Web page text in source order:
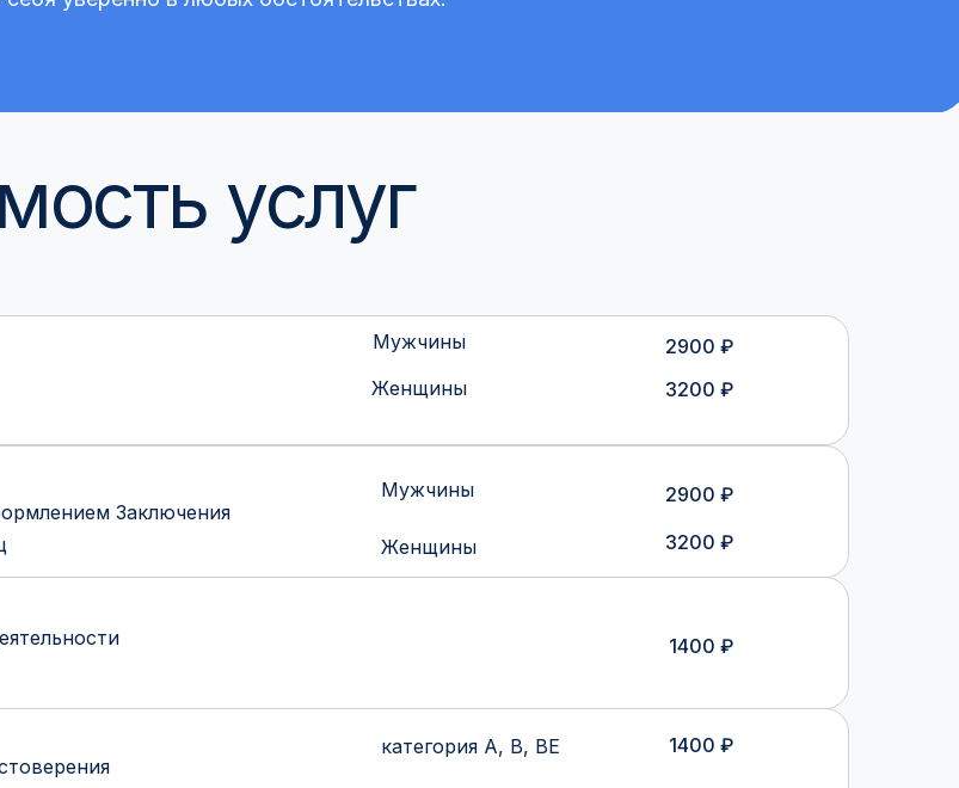
Заключения
1400 ₽
1400 ₽
2900 ₽
2900 ₽
категория А, В, ВЕ
Мужчины
Мужчины
Женщины
Женщины
3200 ₽
3200 ₽
услуг